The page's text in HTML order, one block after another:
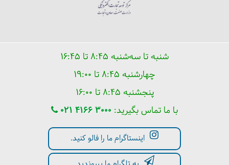
شنبه تا سه‌شنبه ۸:۴۵ تا ۱۶:۴۵
چهارشنبه ۸:۴۵ تا ۱۹:۰۰
پنجشنبه ۸:۴۵ تا ۱۶:۰۰
با ما تماس بگیرید: 021 4166 3000
اینستاگرام ما را فالو کنید.